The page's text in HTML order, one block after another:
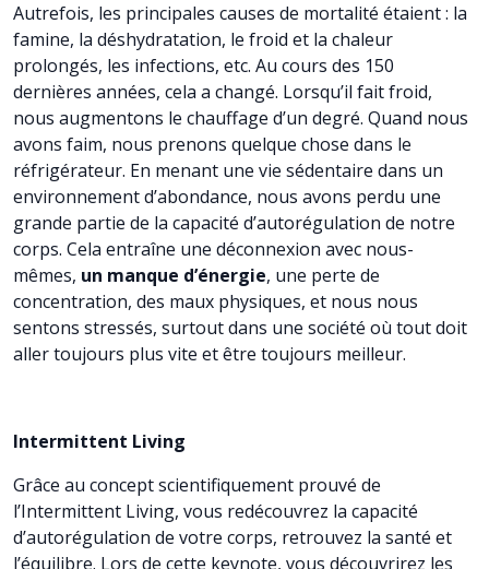
Autrefois, les principales causes de mortalité étaient : la
famine, la déshydratation, le froid et la chaleur
prolongés, les infections, etc. Au cours des 150
dernières années, cela a changé. Lorsqu’il fait froid,
nous augmentons le chauffage d’un degré. Quand nous
avons faim, nous prenons quelque chose dans le
réfrigérateur. En menant une vie sédentaire dans un
environnement d’abondance, nous avons perdu une
grande partie de la capacité d’autorégulation de notre
corps. Cela entraîne une déconnexion avec nous-
mêmes, un manque d’énergie, une perte de
concentration, des maux physiques, et nous nous
sentons stressés, surtout dans une société où tout doit
aller toujours plus vite et être toujours meilleur.
Intermittent Living
Grâce au concept scientifiquement prouvé de
l’Intermittent Living, vous redécouvrez la capacité
d’autorégulation de votre corps, retrouvez la santé et
l’équilibre. Lors de cette keynote, vous découvrirez les